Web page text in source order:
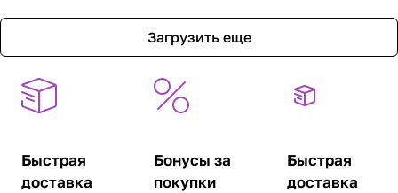
Загрузить еще
Быстрая
доставка
Бонусы за
покупки
Быстрая
доставка